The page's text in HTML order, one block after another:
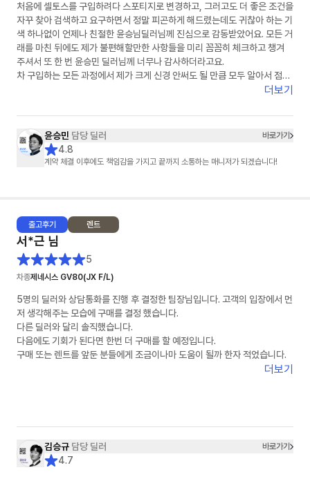
처음에 셀토스를 구입하려다 스포티지로 변경하고, 그러고도 더 좋은 조건을
자꾸 찾아 검색하고 요구하면서 정말 피곤하게 해드렸는데도 귀찮아 하는 기
색 하나없이 언제나 친절한 윤승님딜러님께 진심으로 감동받았어요. 모든 거
래를 마친 뒤에도 제가 불편해할만한 사항들을 미리 꼼꼼히 체크하고 챙겨
주셔서 또 한 번 윤승민 딜러님께 너무나 감사하더라고요.
차 구입하는 모든 과정에서 제가 크게 신경 안써도 될 만큼 모두 알아서 점검
해 주셔서 차를 구입하고 판매하는 과정의 불안감 없이 마음이 편히 의지하
저같은 진상고객에게까지 마음을 담은 선물까지 챙겨 주셔서 정말 감사했습
니다
주변에 차 사겠다는 사람이 있으면 적극 알려서 소개해드리고 싶은 윤승님
딜러님! 번창하셔요~♡
더보기
윤승민 담당 딜러 바로가기
4.8
계약 체결 이후에도 책임감을 가지고 끝까지 소통하는 매니저가 되겠습니다!
출고후기 렌트
서*근 님
5
차종제네시스 GV80(JX F/L)
5명의 딜러와 상담통화를 진행 후 결정한 팀장님입니다. 고객의 입장에서 먼
저 생각해주는 모습에 구매를 결정 했습니다.
다른 딜러와 달리 솔직했습니다.
다음에도 기회가 된다면 한번 더 구매를 할 예정입니다.
구매 또는 렌트를 앞둔 분들에게 조금이나마 도움이 될까 한자 적었습니다.
더보기
김승규 담당 딜러 바로가기
4.7